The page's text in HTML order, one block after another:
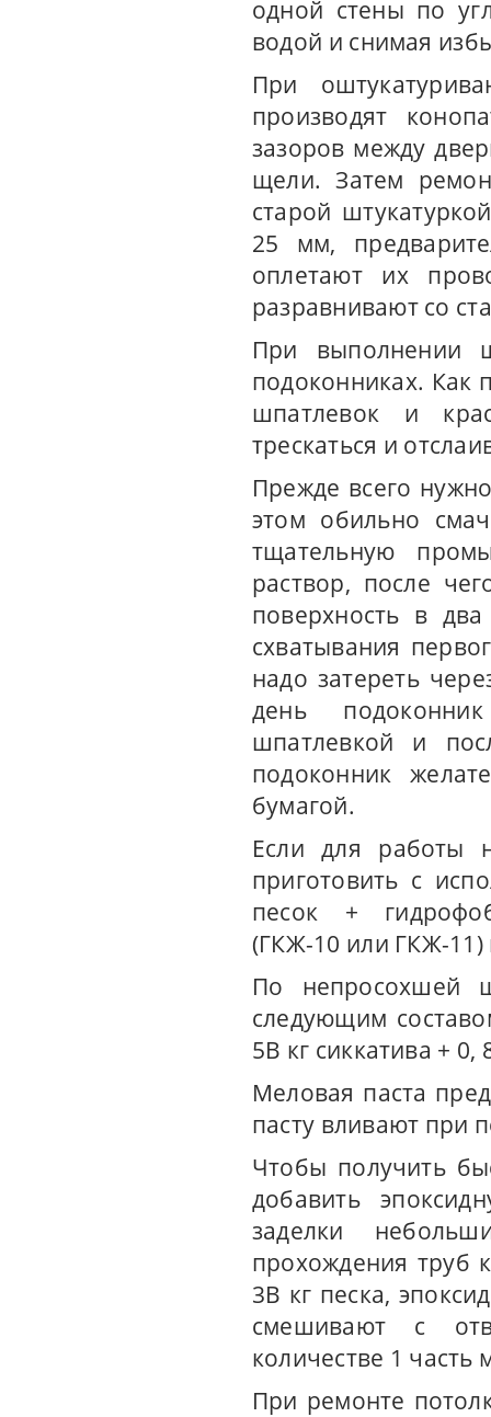
одной стены по
водой и снимая
При
производят
зазоров между
щели. Затем
старой
25 мм,
оплетают их
разравнивают со
При выполнении
подоконниках. Как
шпатлевок и
трескаться и
Прежде всего
этом обильно
тщательную
раствор, после
поверхность в
схватывания
надо затереть
день
шпатлевкой и
подоконник
бумагой.
Если для работы
приготовить с
песок +
(ГКЖ-10 или ГКЖ-11)
По непросохшей
следующим
5В кг сиккатива +
Меловая паста
пасту вливают при
Чтобы получить
добавить
заделки
прохождения труб
3В кг песка,
смешивают с
количестве 1
При ремонте